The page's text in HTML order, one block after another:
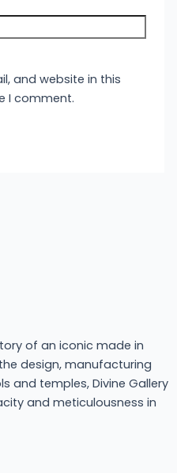
and website in this
I comment.
of an iconic made in
design, manufacturing
and temples, Divine Gallery
and meticulousness in